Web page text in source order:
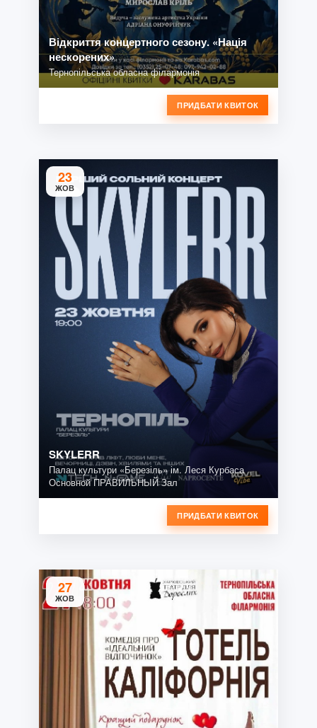
Відкриття концертного сезону. «Нація
нескорених»
Тернопільська обласна філармонія
ПРИДБАТИ КВИТОК
23
ЖОВ
SKYLERR
Палац культури «Березіль» ім. Леся Курбаса
Основной ПРАВИЛЬНЫЙ Зал
ПРИДБАТИ КВИТОК
27
ЖОВ